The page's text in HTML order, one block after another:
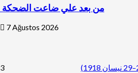
من بعد علي ضاعت الضحكة
7 Ağustos 2026
3